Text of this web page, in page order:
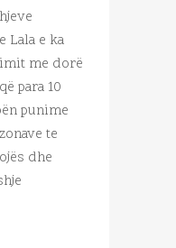
Lala e ka
me dorë
para 10
punime
te
dhe